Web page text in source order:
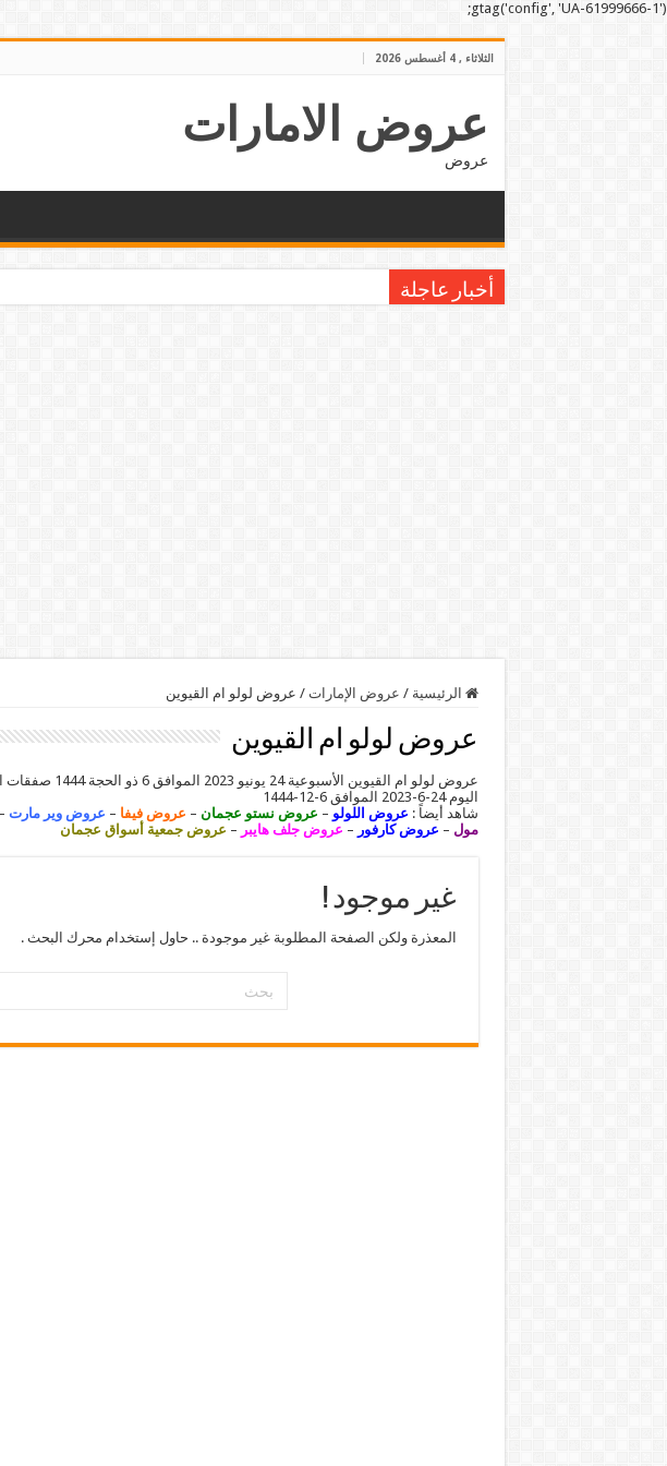
gtag('config', 'UA-61999666-1');
الثلاثاء , 4 أغسطس 2026
عروض الامارات
عروض
أخبار عاجلة
الرئيسية / عروض الإمارات / عروض لولو ام القيوين
عروض لولو ام القيوين
عروض لولو ام القيوين الأسبوعية 24 يونيو 2023 الموافق 6 ذو الحجة 1444 صفقات العيد الكبيرة .تابعوا معنا أحدث
اليوم 24-6-2023 الموافق 6-12-1444
شاهد أيضاً : عروض اللولو – عروض نستو عجمان – عروض فيفا – عروض وير مارت –
مول – عروض كارفور – عروض جلف هايبر – عروض جمعية أسواق عجمان
غير موجود !
المعذرة ولكن الصفحة المطلوبة غير موجودة .. حاول إستخدام محرك البحث .